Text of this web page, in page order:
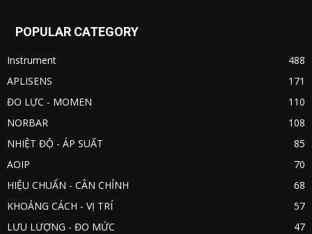
POPULAR CATEGORY
Instrument
488
APLISENS
171
ĐO LỰC - MOMEN
110
NORBAR
108
NHIỆT ĐỘ - ÁP SUẤT
85
AOIP
70
HIỆU CHUẨN - CÂN CHỈNH
68
KHOẢNG CÁCH - VỊ TRÍ
57
LƯU LƯỢNG - ĐO MỨC
47